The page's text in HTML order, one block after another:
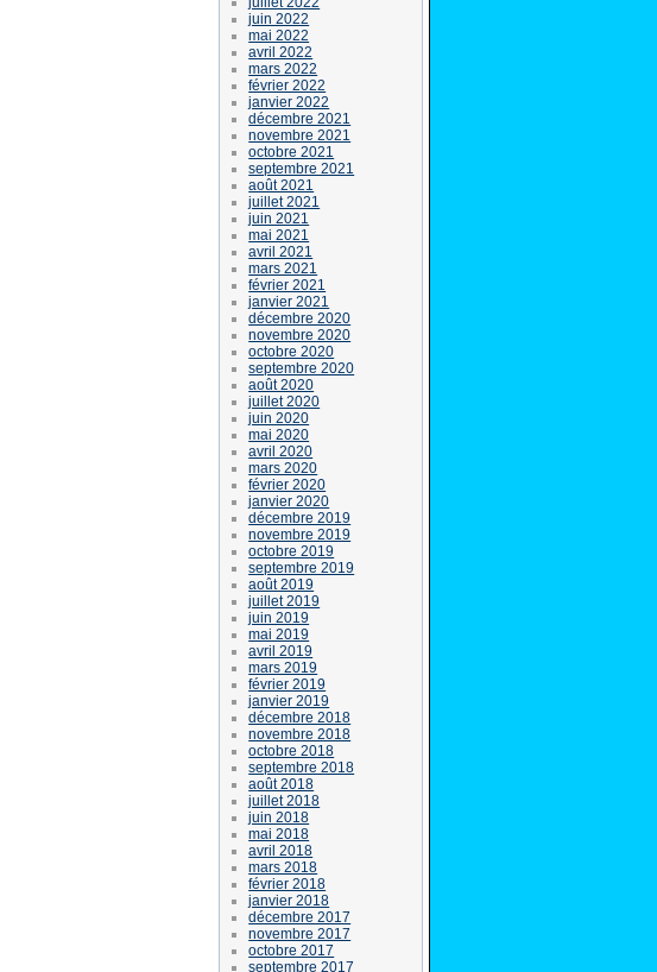
juin 2022
mai 2022
avril 2022
mars 2022
février 2022
janvier 2022
décembre 2021
novembre 2021
octobre 2021
septembre 2021
août 2021
juillet 2021
juin 2021
mai 2021
avril 2021
mars 2021
février 2021
janvier 2021
décembre 2020
novembre 2020
octobre 2020
septembre 2020
août 2020
juillet 2020
juin 2020
mai 2020
avril 2020
mars 2020
février 2020
janvier 2020
décembre 2019
novembre 2019
octobre 2019
septembre 2019
août 2019
juillet 2019
juin 2019
mai 2019
avril 2019
mars 2019
février 2019
janvier 2019
décembre 2018
novembre 2018
octobre 2018
septembre 2018
août 2018
juillet 2018
juin 2018
mai 2018
avril 2018
mars 2018
février 2018
janvier 2018
décembre 2017
novembre 2017
octobre 2017
septembre 2017